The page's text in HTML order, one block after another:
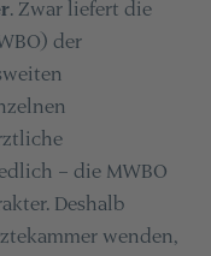
. Zwar liefert die
der
– die MWBO
Deshalb
wenden,